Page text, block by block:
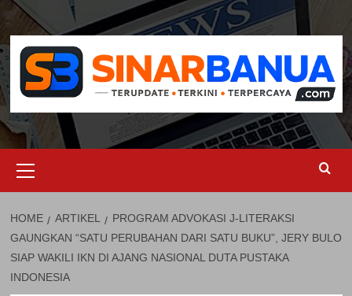
Skip
content
Menu
HOME ARTIKEL
PROGRAM ADVOKASI J-LITERAKSI
GAUNGKAN “SATU PERUBAHAN DARI SATU BUKU”, JERY BULO
SIAP WAKILI IKN DI AJANG NASIONAL DUTA PUSTAKA
INDONESIA